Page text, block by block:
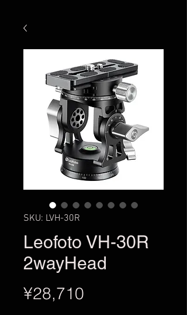
SKU: LVH-30R
Leofoto VH-30R
2wayHead
¥28,710